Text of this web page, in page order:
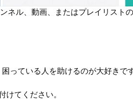
ネル、動画、またはプレイリスト
っている人を助けるのが大好きです
けてください。